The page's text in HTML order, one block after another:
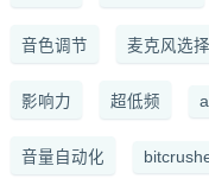
音色调节 麦克风选择
影响力 超低频
音量自动化